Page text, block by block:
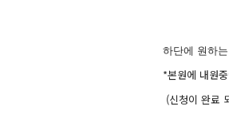
하단에 원하
*본원에 내원
(신청이 완료